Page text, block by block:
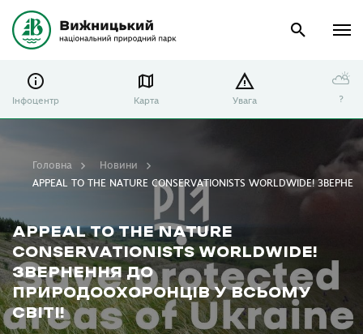
Інфоцентр Карта Увага
⛅
?
APPEAL TO THE NATURE
CONSERVATIONISTS WORLDWIDE!
ЗВЕРНЕННЯ ДО
ПРИРОДООХОРОНЦІВ У ВСЬОМУ
СВІТІ!
Головна
Новини
APPEAL TO THE NATURE CONSERVATIONISTS WORLDWIDE!